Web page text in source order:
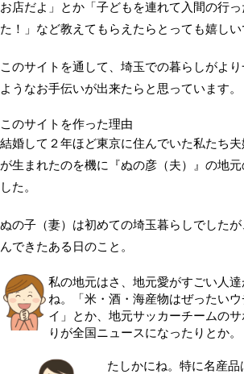
お店だよ」とか「子どもを連れて入間の行
た！」など教えてもらえたらとっても嬉しい
このサイトを通して、埼玉での暮らしがよ
ようなお手伝いが出来たらと思っています。
このサイトを作った理由
結婚して２年ほど東京に住んでいた私たち
が生まれたのを機に『ぬの彦（夫）』の地
した。
ぬの子（妻）は初めての埼玉暮らしでした
んできたある日のこと。
私の地元はさ、地元愛がすごい人
ね。「米・酒・海産物はぜったい
イ」とか、地元サッカーチームの
りが全国ニュースになったりとか。
たしかにね。特に名産品